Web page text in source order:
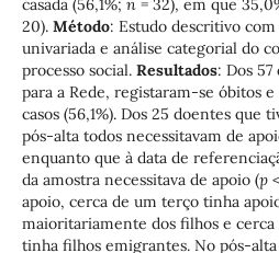
casada (56,1%; n = 32), em que
20). Método: Estudo descritivo
univariada e análise categorial do
processo social. Resultados: Dos
para a Rede, registaram-se óbitos
casos (56,1%). Dos 25 doentes que
pós-alta todos necessitavam de
enquanto que à data de
da amostra necessitava de apoio (p
apoio, cerca de um terço tinha
maioritariamente dos filhos e
tinha filhos emigrantes. No pós-alta